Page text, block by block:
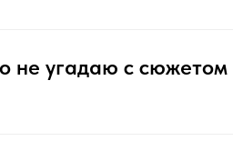
не угадаю с сюжетом